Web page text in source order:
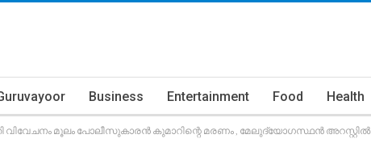
Business Entertainment Food Health
വിവേചനം മൂലം പോലീസുകാരൻ കുമാറിന്റെ മരണം , മേലുദ്യോഗസ്ഥൻ അറസ്റ്റിൽ